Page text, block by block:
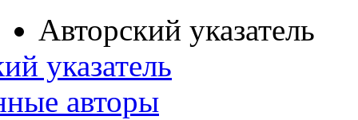
Авторский указатель
указатель
авторы